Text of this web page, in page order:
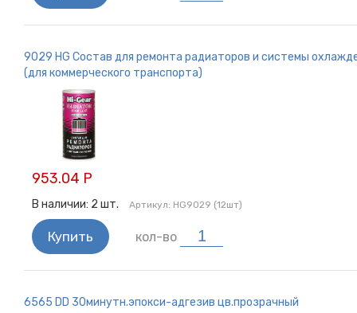
9029 HG Состав для ремонта радиаторов и системы
(для коммерческого транспорта)
953.04 Р
В наличии: 2 шт. Артикул: HG9029 (12шт)
Купить кол-во
6565 DD 30минутн.эпокси-адгезив цв.прозрачный